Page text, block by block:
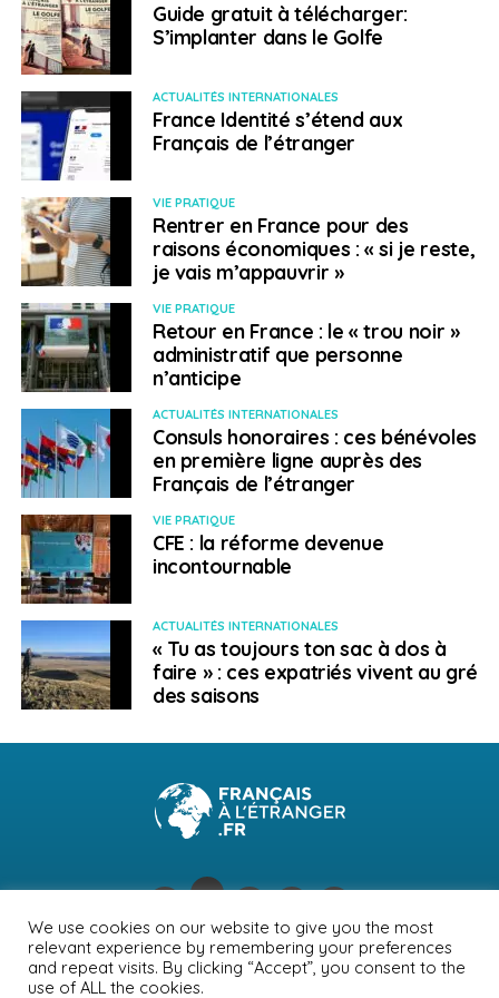
PASSEPORT SANITAIRE
TRANSPORT AÉRIEN VOYAGEURS
A SUIVRE
Vivre ailleurs, sur RFI : la démarche d’un expatrié
pour aider les autistes
NE RATEZ PAS
Les derniers conseils aux voyageurs du Quai
d’Orsay
Martin Rigaud-Pezzoni
Guide gratuit à télécharger:
S’implanter dans le Golfe
ACTUALITÉS INTERNATIONALES
France Identité s’étend aux
Français de l’étranger
VIE PRATIQUE
Rentrer en France pour des
raisons économiques : « si je reste,
je vais m’appauvrir »
VIE PRATIQUE
Retour en France : le « trou noir »
administratif que personne
n’anticipe
ACTUALITÉS INTERNATIONALES
Consuls honoraires : ces bénévoles
en première ligne auprès des
Français de l’étranger
VIE PRATIQUE
CFE : la réforme devenue
incontournable
ACTUALITÉS INTERNATIONALES
« Tu as toujours ton sac à dos à
faire » : ces expatriés vivent au gré
des saisons
NEWSLETTER PUBLICITÉ CONTACTS
MENTIONS LÉGALES
POLITIQUE DE CONFIDENTIALITÉ
We use cookies on our website to give you the most
relevant experience by remembering your preferences
and repeat visits. By clicking “Accept”, you consent to the
use of ALL the cookies.